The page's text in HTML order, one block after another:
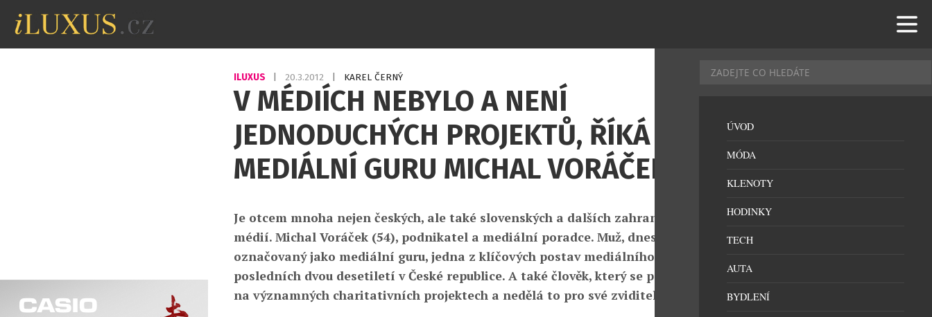
ILUXUS 20.3.2012 KAREL ČERNÝ
V MÉDIÍCH NEBYLO A NENÍ
JEDNODUCHÝCH PROJEKTŮ, ŘÍKÁ
MEDIÁLNÍ GURU MICHAL VORÁČEK
Je otcem mnoha nejen českých, ale také slovenských a dalších zahraničních
médií. Michal Voráček (54), podnikatel a mediální poradce. Muž, dnes
označovaný jako mediální guru, jedna z klíčových postav mediálního trhu
posledních dvou desetiletí v České republice. A také člověk, který se podílí
na významných charitativních projektech a nedělá to pro své zviditelnění.
ÚVOD
MÓDA
KLENOTY
HODINKY
TECH
AUTA
BYDLENÍ